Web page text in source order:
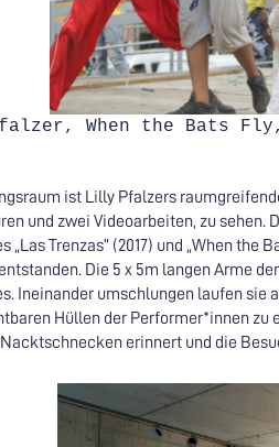
When the Bats Fly,
ist Lilly Pfalzers
und zwei Videoarbeiten, zu
„Las Trenzas“ (2017) und „When
Die 5 x 5m langen Arme
Ineinander umschlungen laufen sie
Hüllen der Performer*innen
erinnert und die